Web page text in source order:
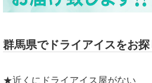
群馬県でドライアイスをお
★近くにドライアイス屋がない